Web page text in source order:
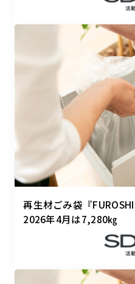
再生材ごみ袋『
2026年4月は7,280㎏